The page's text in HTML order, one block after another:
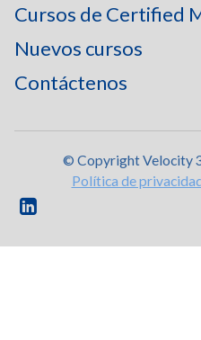
Cursos de Certified
Nuevos cursos
Contáctenos
© Copyright Velocity
Política de